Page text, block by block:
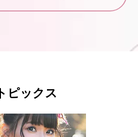
トピックス